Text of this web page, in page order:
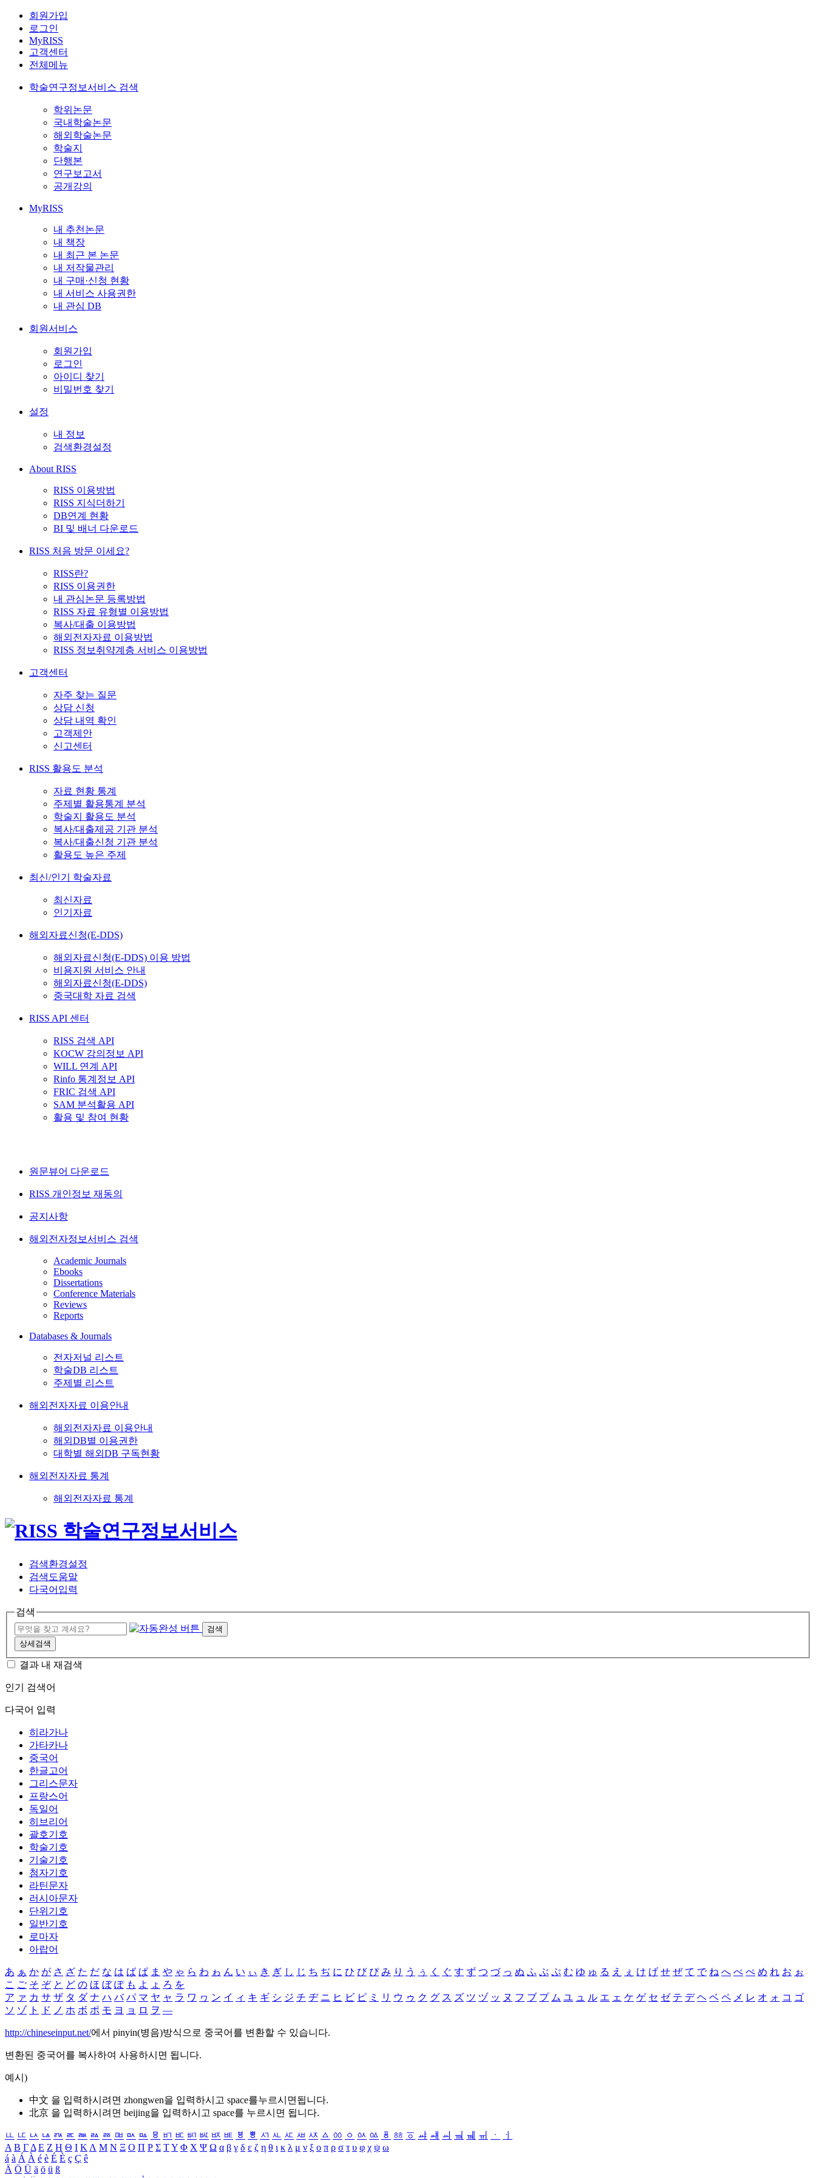
회원가입
로그인
MyRISS
고객센터
전체메뉴
학술연구정보서비스 검색
학위논문
국내학술논문
해외학술논문
학술지
단행본
연구보고서
공개강의
MyRISS
내 추천논문
내 책장
내 최근 본 논문
내 저작물관리
내 구매·신청 현황
내 서비스 사용권한
내 관심 DB
회원서비스
회원가입
로그인
아이디 찾기
비밀번호 찾기
설정
내 정보
검색환경설정
About RISS
RISS 이용방법
RISS 지식더하기
DB연계 현황
BI 및 배너 다운로드
RISS 처음 방문 이세요?
RISS란?
RISS 이용권한
내 관심논문 등록방법
RISS 자료 유형별 이용방법
복사/대출 이용방법
해외전자자료 이용방법
RISS 정보취약계층 서비스 이용방법
고객센터
자주 찾는 질문
상담 신청
상담 내역 확인
고객제안
신고센터
RISS 활용도 분석
자료 현황 통계
주제별 활용통계 분석
학술지 활용도 분석
복사/대출제공 기관 분석
복사/대출신청 기관 분석
활용도 높은 주제
최신/인기 학술자료
최신자료
인기자료
해외자료신청(E-DDS)
해외자료신청(E-DDS) 이용 방법
비용지원 서비스 안내
해외자료신청(E-DDS)
중국대학 자료 검색
RISS API 센터
RISS 검색 API
KOCW 강의정보 API
WILL 연계 API
Rinfo 통계정보 API
FRIC 검색 API
SAM 분석활용 API
활용 및 참여 현황
원문뷰어 다운로드
RISS 개인정보 재동의
공지사항
해외전자정보서비스 검색
Academic Journals
Ebooks
Dissertations
Conference Materials
Reviews
Reports
Databases & Journals
전자저널 리스트
학술DB 리스트
주제별 리스트
해외전자자료 이용안내
해외전자자료 이용안내
해외DB별 이용권한
대학별 해외DB 구독현황
해외전자자료 통계
해외전자자료 통계
검색환경설정
검색도움말
다국어입력
검색
검색
상세검색
결과 내 재검색
인기 검색어
다국어 입력
히라가나
가타카나
중국어
한글고어
그리스문자
프랑스어
독일어
히브리어
괄호기호
학술기호
기술기호
첨자기호
라틴문자
러시아문자
단위기호
일반기호
로마자
아랍어
あ ぁ か が さ ざ た だ な は ば ぱ ま や ゃ ら わ ゎ ん い ぃ き ぎ し じ ち ぢ に ひ び ぴ み り う ぅ く ぐ す ず つ づ っ ぬ ふ ぶ ぷ む ゆ ゅ る え ぇ け げ せ ぜ て で ね へ べ ぺ め れ お ぉ
こ ご そ ぞ と ど の ほ ぼ ぽ も よ ょ ろ を
ア ァ カ サ ザ タ ダ ナ ハ バ パ マ ヤ ャ ラ ワ ヮ ン イ ィ キ ギ シ ジ チ ヂ ニ ヒ ビ ピ ミ リ ウ ゥ ク グ ス ズ ツ ヅ ッ ヌ フ ブ プ ム ユ ュ ル エ ェ ケ ゲ セ ゼ テ デ ヘ ベ ペ メ レ オ ォ コ ゴ
ソ ゾ ト ド ノ ホ ボ ポ モ ヨ ョ ロ ヲ ―
http://chineseinput.net/에서 pinyin(병음)방식으로 중국어를 변환할 수 있습니다.
변환된 중국어를 복사하여 사용하시면 됩니다.
예시)
中文 을 입력하시려면 zhongwen을 입력하시고 space를누르시면됩니다.
北京 을 입력하시려면 beijing을 입력하시고 space를 누르시면 됩니다.
ㅥ ㅦ ㅧ ㅨ ㅩ ㅪ ㅫ ㅬ ㅭ ㅮ ㅯ ㅰ ㅱ ㅲ ㅳ ㅴ ㅵ ㅶ ㅷ ㅸ ㅹ ㅺ ㅻ ㅼ ㅽ ㅾ ㅿ ㆀ ㆁ ㆂ ㆃ ㆄ ㆅ ㆆ ㆇ ㆈ ㆉ ㆊ ㆋ ㆌ ㆍ
ㆎ
Α Β ΓΔ Ε Ζ Η Θ Ι ΚΛ Μ Ν Ξ Ο Π Ρ Σ ΤΥ Φ Χ Ψ Ω α β γ δ ε ζ η θ ι κ λ μ ν ξ ο π ρ σ τ υ φ χ ψ ω
á à Á À é è É È ç Ç ê
Ä Ö Ü ä ö ü ß